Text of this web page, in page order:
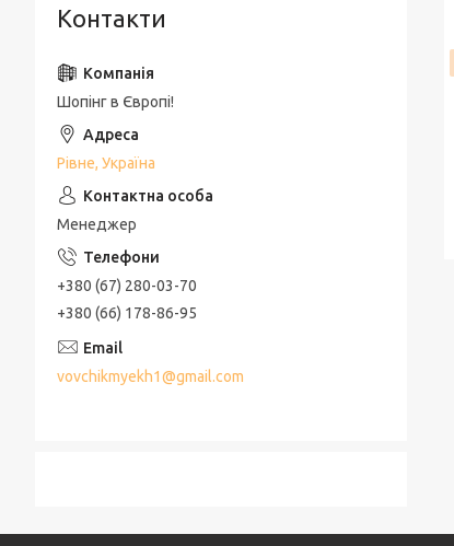
Контакти
Шопінг в Європі!
Рівне, Україна
Менеджер
+380 (67) 280-03-70
+380 (66) 178-86-95
vovchikmyekh1@gmail.com